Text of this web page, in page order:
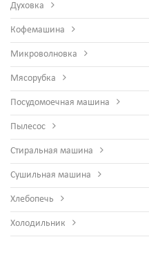
Духовка
Кофемашина
Микроволновка
Мясорубка
Посудомоечная машина
Пылесос
Стиральная машина
Сушильная машина
Хлебопечь
Холодильник